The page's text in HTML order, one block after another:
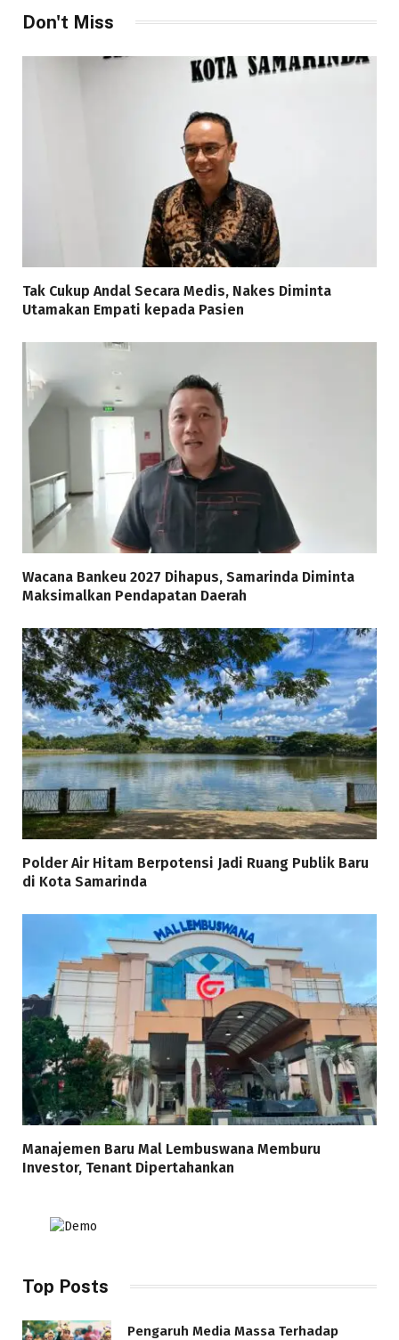
Don't Miss
Tak Cukup Andal Secara Medis, Nakes Diminta
Utamakan Empati kepada Pasien
Wacana Bankeu 2027 Dihapus, Samarinda Diminta
Maksimalkan Pendapatan Daerah
Polder Air Hitam Berpotensi Jadi Ruang Publik Baru
di Kota Samarinda
Manajemen Baru Mal Lembuswana Memburu
Investor, Tenant Dipertahankan
Top Posts
Pengaruh Media Massa Terhadap